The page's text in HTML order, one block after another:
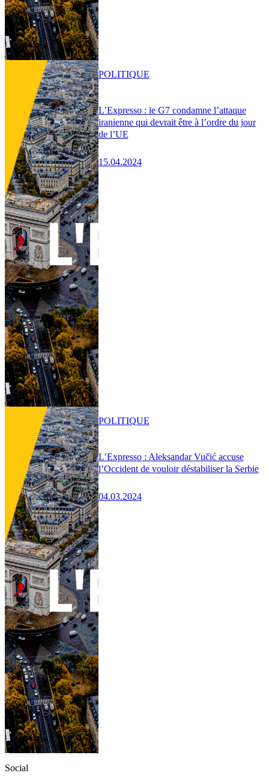
L’Expresso : le G7 condamne l’attaque
iranienne qui devrait être à l’ordre du jour
de l’UE
15.04.2024
POLITIQUE
L’Expresso : Aleksandar Vučić accuse
l’Occident de vouloir déstabiliser la Serbie
04.03.2024
POLITIQUE
Social